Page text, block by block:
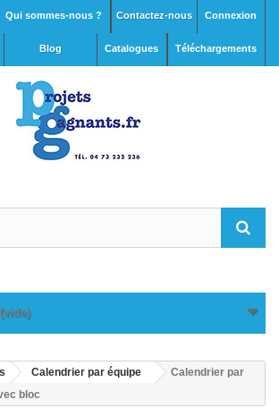
Connexion
Contactez-nous
Qui sommes-nous ?
Téléchargements
Catalogues
blog
(vide)
Calendrier par équipe
Calendrier par
bloc